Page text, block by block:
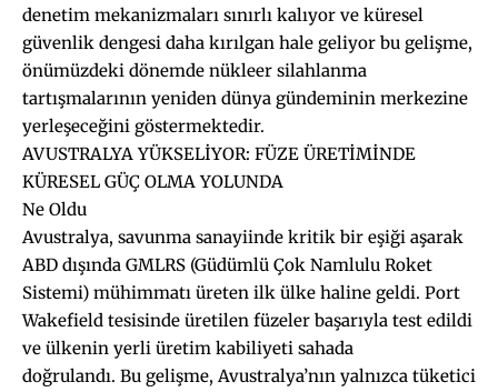
denetim mekanizmaları sınırlı kalıyor ve küresel
güvenlik dengesi daha kırılgan hale geliyor bu gelişme,
önümüzdeki dönemde nükleer silahlanma
tartışmalarının yeniden dünya gündeminin merkezine
yerleşeceğini göstermektedir.
AVUSTRALYA YÜKSELİYOR: FÜZE ÜRETİMİNDE
KÜRESEL GÜÇ OLMA YOLUNDA
Ne Oldu
Avustralya, savunma sanayiinde kritik bir eşiği aşarak
ABD dışında GMLRS (Güdümlü Çok Namlulu Roket
Sistemi) mühimmatı üreten ilk ülke haline geldi. Port
Wakefield tesisinde üretilen füzeler başarıyla test edildi
ve ülkenin yerli üretim kabiliyeti sahada
doğrulandı. Bu gelişme, Avustralya’nın yalnızca tüketici